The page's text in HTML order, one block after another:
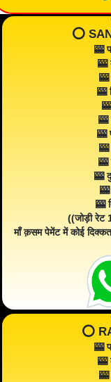
⭕️
🎰
🎰
🎰
🎰
🎰
🎰
🎰
🎰
🎰
((जोड़ी
माँ क़सम पेमेंट में कोई
⭕️
🎰
🎰